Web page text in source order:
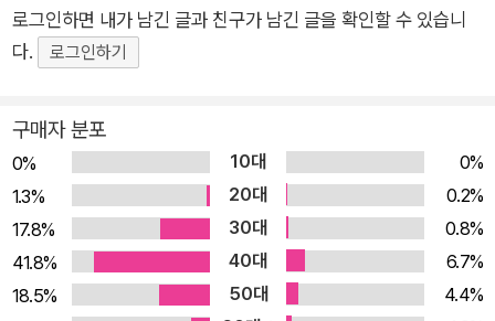
신이라는 속수무책인 상황을 오롯이 견뎌야 했던 엄마에게도, 그
런 엄마의 보호자가 되어 미지의 시계탕을 찾아온 아이에게도 무
채 참 휴식의 단잠에 빠져든다. 모두가 잠든 고요한 시간, 시계탕
할머니는 어느 때보다 신경을 곤두세우고 시계들을 하나씩 고치
기 시작하는데……. 아이는 원하는 대로 이 시계탕에서 엄마를 되
찾을 수 있을까? 가끔은 시계탕에 몸을 푹 담가 볼까요 『시계탕』
은 시간에 대해 엄격해지는 작가 자신의 모습을 직관하고 '이러다
정말 시계가 되어 버리는 건 아닐까?'라는 상상을 떠올리며 지은
이야기다. 시계로 변한 엄마, 그런 엄마를 고치기 위해 시계탕을
로그인하면 내가 남긴 글과 친구가 남긴 글을 확인할 수 있습니
다.
로그인하기
구매자 분포
0% 10대
0%
1.3%
20대
0.2%
17.8%
30대
0.8%
41.8%
40대
6.7%
18.5%
50대
4.4%